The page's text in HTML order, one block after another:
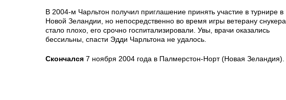
В 2004-м Чарльтон получил приглашение принять участие в турнире в
Новой Зеландии, но непосредственно во время игры ветерану снукера
стало плохо, его срочно госпитализировали. Увы, врачи оказались
бессильны, спасти Эдди Чарльтона не удалось.
Скончался 7 ноября 2004 года в Палмерстон-Норт (Новая Зеландия).